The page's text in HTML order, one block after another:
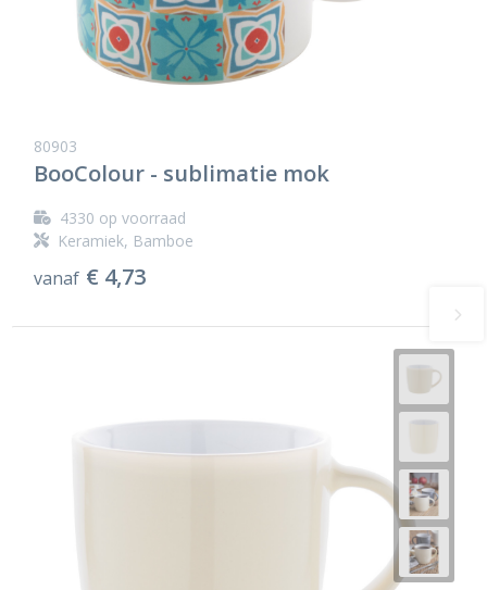
80903
BooColour - sublimatie mok
4330 op voorraad
Keramiek, Bamboe
vanaf € 4,73